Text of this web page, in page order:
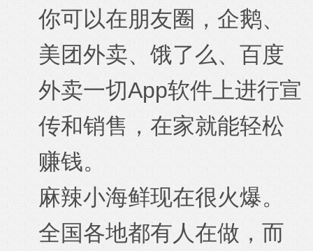
你可以在朋友圈，企鹅、
美团外卖、饿了么、百度
外卖一切App软件上进行宣
传和销售，在家就能轻松
赚钱。
麻辣小海鲜现在很火爆。
全国各地都有人在做，而